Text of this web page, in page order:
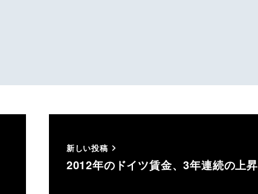
新しい投稿
2012年のドイツ賃金、3年連続の上昇